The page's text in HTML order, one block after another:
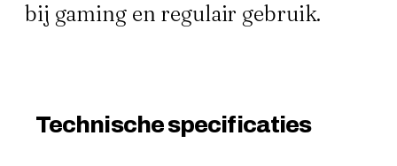
bij gaming en regulair gebruik.
Technische specificaties